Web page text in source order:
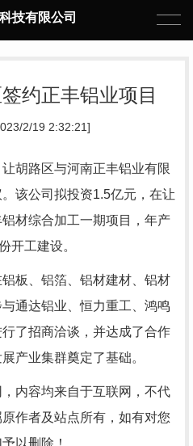
技有限公司
约正丰铝业项目
2/19 2:32:21]
胡路区与河南正丰铝业有限
该公司拟投资1.5亿元，在让
材综合加工一期项目，年产
开工建设。
板、铝箔、铝材建材、铝材
通达铝业、恒力重工、鸿鸣
了招商洽谈，并达成了合作
产业集群奠定了基础。
内容均来自于互联网，不代
作者及站点所有，如有对您
以删除！